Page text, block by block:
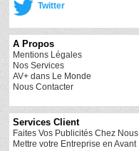
Twitter
A Propos
Mentions Légales
Nos Services
AV+ dans Le Monde
Nous Contacter
Services Client
Faites Vos Publicités Chez Nous
Mettre votre Entreprise en Avant